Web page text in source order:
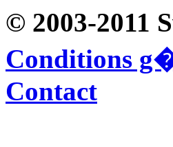
© 2003-2011
Conditions
Contact